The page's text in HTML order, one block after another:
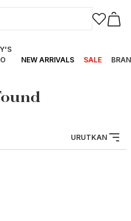
NEW ARRIVALS SALE
URUTKAN